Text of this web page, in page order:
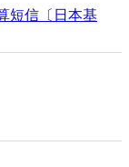
短信〔日本基